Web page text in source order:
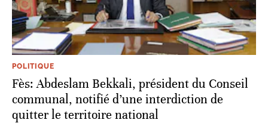
POLITIQUE
Fès: Abdeslam Bekkali, président du Conseil
communal, notifié d’une interdiction de
quitter le territoire national